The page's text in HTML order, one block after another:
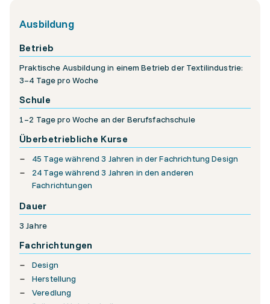
Ausbildung
Betrieb
Praktische Ausbildung in einem Betrieb der Textilindustrie:
3–4 Tage pro Woche
Schule
1–2 Tage pro Woche an der Berufsfachschule
Überbetriebliche Kurse
45 Tage während 3 Jahren in der Fachrichtung Design
24 Tage während 3 Jahren in den anderen
Fachrichtungen
Dauer
3 Jahre
Fachrichtungen
Design
Herstellung
Veredlung